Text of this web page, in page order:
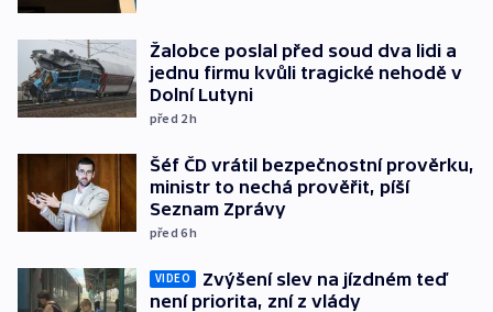
Žalobce poslal před soud dva lidi a
jednu firmu kvůli tragické nehodě v
Dolní Lutyni
před 2h
Šéf ČD vrátil bezpečnostní prověrku,
ministr to nechá prověřit, píší
Seznam Zprávy
před 6h
VIDEO
Zvýšení slev na jízdném teď
není priorita, zní z vlády